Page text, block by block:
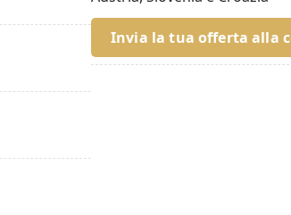
Invia la tua offerta alla